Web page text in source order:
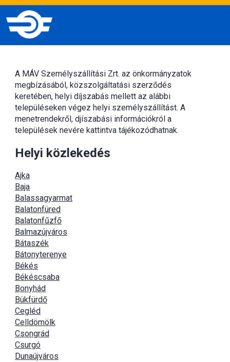
A MÁV Személyszállítási Zrt. az önkormányzatok
megbízásából, közszolgáltatási szerződés
keretében, helyi díjszabás mellett az alábbi
településeken végez helyi személyszállítást. A
menetrendekről, djíszabási információkról a
települések nevére kattintva tájékozódhatnak.
Helyi közlekedés
Ajka
Baja
Balassagyarmat
Balatonfüred
Balatonfűzfő
Balmazújváros
Bátaszék
Bátonyterenye
Békés
Békéscsaba
Bonyhád
Bükfürdő
Cegléd
Celldömölk
Csongrád
Csurgó
Dunaújváros